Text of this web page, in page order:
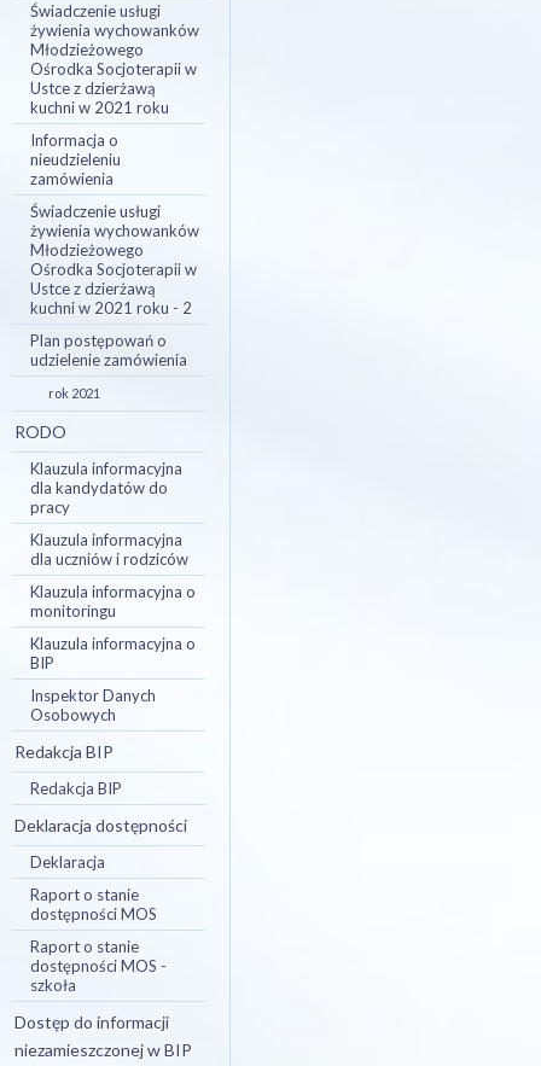
Świadczenie usługi
żywienia wychowanków
Młodzieżowego
Ośrodka Socjoterapii w
Ustce z dzierżawą
kuchni w 2021 roku
Informacja o
nieudzieleniu
zamówienia
Świadczenie usługi
żywienia wychowanków
Młodzieżowego
Ośrodka Socjoterapii w
Ustce z dzierżawą
kuchni w 2021 roku - 2
Plan postępowań o
udzielenie zamówienia
rok 2021
RODO
Klauzula informacyjna
dla kandydatów do
pracy
Klauzula informacyjna
dla uczniów i rodziców
Klauzula informacyjna o
monitoringu
Klauzula informacyjna o
BIP
Inspektor Danych
Osobowych
Redakcja BIP
Redakcja BIP
Deklaracja dostępności
Deklaracja
Raport o stanie
dostępności MOS
Raport o stanie
dostępności MOS -
szkoła
Dostęp do informacji
niezamieszczonej w BIP